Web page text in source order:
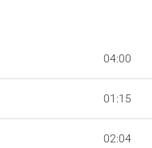
04:00
01:15
02:04